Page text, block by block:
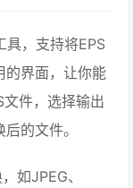
具，支持将EPS
的界面，让你能
件，选择输出
的文件。
如JPEG、